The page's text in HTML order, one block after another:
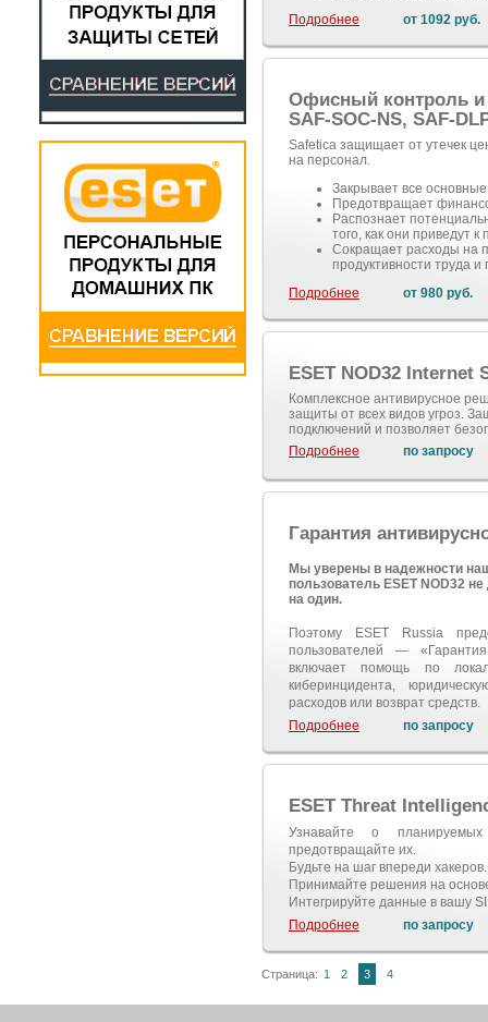
Подробнее
от 1092 руб.
Офисный контроль и
SAF-SOC-NS, SAF-
Safetica защищает от утечек
на персонал.
Закрывает все
Предотвращает
Распознает
того, как они приведут
Сокращает расходы на
продуктивности труда
Подробнее
от 980 руб.
ESET NOD32 Internet
Комплексное антивирусное
защиты от всех видов угроз.
подключений и позволяет
Подробнее
по запросу
Гарантия
Мы уверены в надежности
пользователь ESET NOD32
на один.
Поэтому ESET Russia
пользователей —
включает помощь по
киберинцидента,
расходов или возврат средств.
Подробнее
по запросу
ESET Threat
Узнавайте о
предотвращайте их.
Будьте на шаг впереди хакеров.
Принимайте решения на
Интегрируйте данные в вашу
Подробнее
по запросу
Страница: 1 2 3 4